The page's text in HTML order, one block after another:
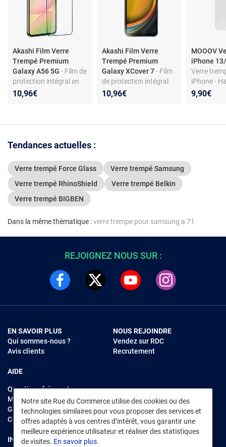
Akashi Film Verre
Trempé Premium
Galaxy A56 5G - Film de
protection intégral en
verre trempé pour
10,96€
Akashi Film Verre
Trempé Premium
Galaxy XCover 7- Film
de protection intégral
en verre trempé pour
10,96€
MOOOV
iPhone
Verre
iPhone -
9,90€
Tendances actuelles :
Verre trempé Force Glass
Verre trempé Samsung
Verre trempé RhinoShield
Verre trempé Belkin
Verre trempé BIGBEN
Dans la même thématique :verre trempe pour samsung a 71
Notre site Rue du Commerce utilise des cookies ou des
technologies similaires pour vous proposer des services et
offres adaptés à vos centres d’intérêt, vous garantir une
meilleure expérience utilisateur et réaliser des statistiques
de visites. En savoir plus.
REJOIGNEZ NOUS SUR :
EN SAVOIR PLUS
Qui sommes-nous ?
Avis clients
AIDE
Questions fréquentes
Modes de règlements
Garantie et retours
Contacter Rue du Commerce
NOUS REJOINDRE
Vendez sur RDC
Recrutement
INFORMATIONS LÉGALES